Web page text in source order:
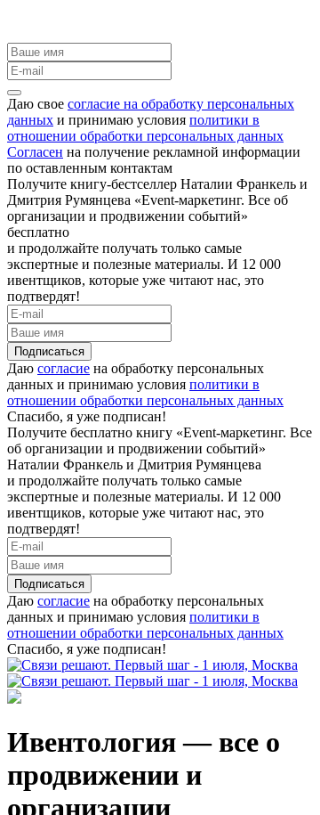
Даю свое согласие на обработку персональных
данных и принимаю условия политики в
отношении обработки персональных данных
Согласен на получение рекламной информации
по оставленным контактам
Получите книгу-бестселлер Наталии Франкель и
Дмитрия Румянцева «Event-маркетинг. Все об
организации и продвижении событий»
бесплатно
и продолжайте получать только самые
экспертные и полезные материалы. И 12 000
ивентщиков, которые уже читают нас, это
подтвердят!
Подписаться
Даю согласие на обработку персональных
данных и принимаю условия политики в
отношении обработки персональных данных
Спасибо, я уже подписан!
Получите бесплатно книгу «Event-маркетинг. Все
об организации и продвижении событий»
Наталии Франкель и Дмитрия Румянцева
и продолжайте получать только самые
экспертные и полезные материалы. И 12 000
ивентщиков, которые уже читают нас, это
подтвердят!
Подписаться
Даю согласие на обработку персональных
данных и принимаю условия политики в
отношении обработки персональных данных
Спасибо, я уже подписан!
Ивентология — все о
продвижении и
организации